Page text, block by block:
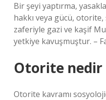
Bir şeyi yaptırma,
hakkı veya gücü,
zaferiyle gazi ve kaşif
yetkiye kavuşmuştur. –
Otorite nedir
Otorite kavramı